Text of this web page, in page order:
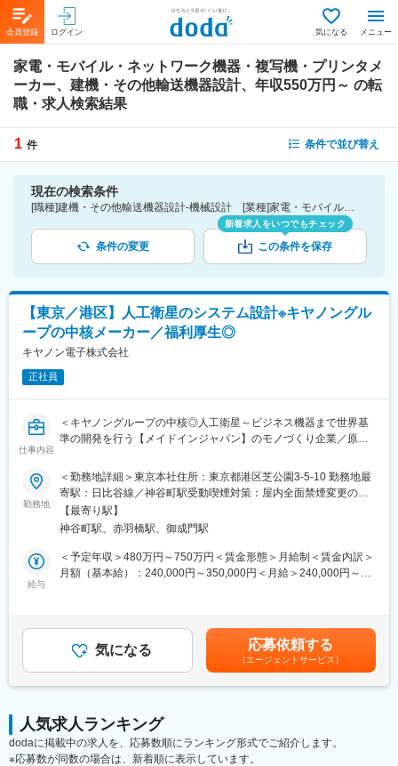
会員登録 ログイン 気になる メニュー
家電・モバイル・ネットワーク機器・複写機・プリンタメ
ーカー、建機・その他輸送機器設計、年収550万円～ の転
職・求人検索結果
1 件 条件で並び替え
現在の検索条件
[職種]建機・その他輸送機器設計-機械設計 [業種]家電・モバイル・ネットワーク機器・複写機・プリンタメーカー-メーカー（機械・電気）業界 [年収]550万円～
条件の変更
新着求人をいつでもチェック
この条件を保存
【東京／港区】人工衛星のシステム設計※キヤノングル
ープの中核メーカー／福利厚生◎
キヤノン電子株式会社
正社員
仕事内容
＜キヤノングループの中核◎人工衛星～ビジネス機器まで世界基
準の開発を行う【メイドインジャパン】のモノづくり企業／原則
■担当業務
宇宙機システムの設計業務をお任せいたします。
■具体的な仕事内容
・光学観測衛星システムの概念検討
・概念設計
■期待する役割
主体的にシステムを提案し、その妥当性を解析することを期待し
加工・小型化・画像処理・光学・量産化技術」を武器に、宇宙事
業や医療・環境・IT関連事業など幅広く展開。
・世界基準の製品開発を行い、世界シェアNo.1製品を多数保有。
勤務地
＜勤務地詳細＞東京本社住所：東京都港区芝公園3-5-10 勤務地最
寄駅：日比谷線／神谷町駅受動喫煙対策：屋内全面禁煙変更の範
囲：本文参照
【最寄り駅】
神谷町駅、赤羽橋駅、御成門駅
給与
＜予定年収＞480万円～750万円＜賃金形態＞月給制＜賃金内訳＞
月額（基本給）：240,000円～350,000円＜月給＞240,000円～
であり、選考を通じて上下する可能性があります。月給(月額)は固
定手当を含めた表記です。
気になる 応募依頼する
（エージェントサービス）
人気求人ランキング
dodaに掲載中の求人を、応募数順にランキング形式でご紹介します。
※応募数が同数の場合は、新着順に表示しています。